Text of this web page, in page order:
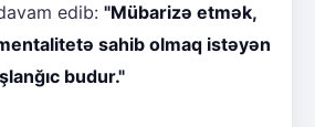
edib: "Mübarizə etmək,
sahib olmaq istəyən
budur."